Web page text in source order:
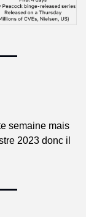
semaine mais
2023 donc il